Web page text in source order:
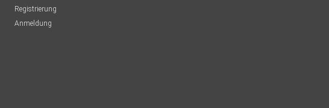
Registrierung
Anmeldung